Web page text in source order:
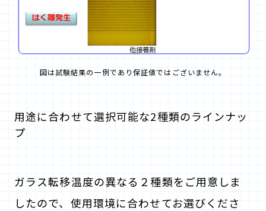
図は試験結果の一例であり保証値ではございません。
用途に合わせて選択可能な2種類のラインナッ
プ
ガラス転移温度の異なる２種類をご用意しま
したので、使用環境に合わせてお選びくださ